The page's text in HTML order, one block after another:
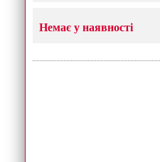
Немає у наявності